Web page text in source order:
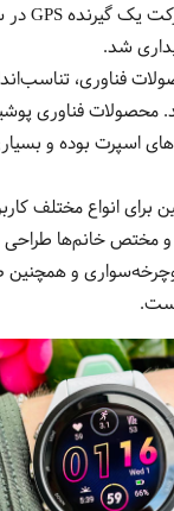
شد.
فناوری،
محصولات فناوری
اسپرت بوده و
انواع مختلف
و مختص خانم‌ها طراحی
از 15 تیم دوچرخه‌سواری و